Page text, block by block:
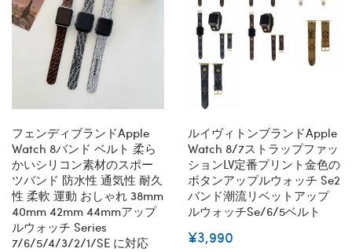
フェンディブランドApple
Watch 8バンド ベルト 柔ら
かいシリコン素材のスポー
ツバンド 防水性 通気性 耐久
性 柔軟 運動 おしゃれ 38mm
40mm 42mm 44mmアップ
ルウォッチ Series
7/6/5/4/3/2/1/SE に対応
ルイヴィトンブランドapple
Watch 8/7ストラップファッ
ションLV定番プリント金色の
ボタンアップルウォッチ Se2
バンド潮流リベットアップ
ルウォッチse/6/5ベルト
¥3,990